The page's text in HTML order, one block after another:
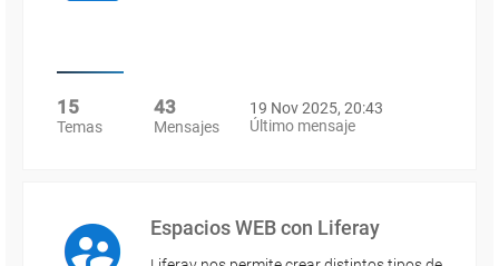
15
Temas
43
Mensajes
19 Nov 2025, 20:43
Último mensaje
Espacios WEB con Liferay